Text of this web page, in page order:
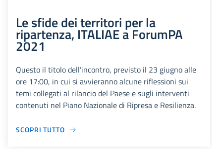
Le sfide dei territori per la
ripartenza, ITALIAE a ForumPA
2021
Questo il titolo dell’incontro, previsto il 23 giugno alle
ore 17:00, in cui si avvieranno alcune riflessioni sui
temi collegati al rilancio del Paese e sugli interventi
contenuti nel Piano Nazionale di Ripresa e Resilienza.
SCOPRI TUTTO